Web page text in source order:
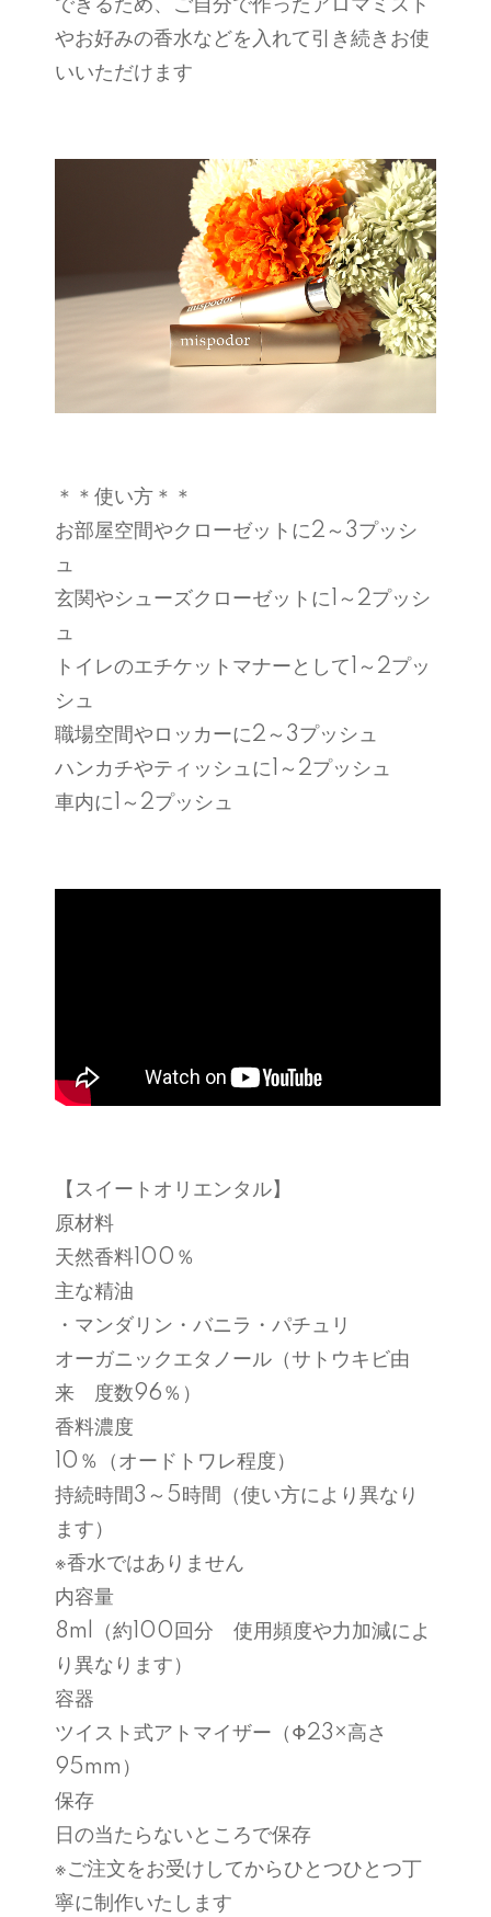
できるため、ご自分で作ったアロマミスト
やお好みの香水などを入れて引き続きお使
いいただけます
＊＊使い方＊＊
お部屋空間やクローゼットに2～3プッシ
ュ
玄関やシューズクローゼットに1～2プッシ
ュ
トイレのエチケットマナーとして1～2プッ
シュ
職場空間やロッカーに2～3プッシュ
ハンカチやティッシュに1～2プッシュ
車内に1～2プッシュ
【スイートオリエンタル】
原材料
天然香料100％
主な精油
・マンダリン・バニラ・パチュリ
オーガニックエタノール（サトウキビ由
来 度数96％）
香料濃度
10％（オードトワレ程度）
持続時間3～5時間（使い方により異なり
ます）
※香水ではありません
内容量
8ml（約100回分 使用頻度や力加減によ
り異なります）
容器
ツイスト式アトマイザー（Φ23×高さ
95mm）
保存
日の当たらないところで保存
※ご注文をお受けしてからひとつひとつ丁
寧に制作いたします